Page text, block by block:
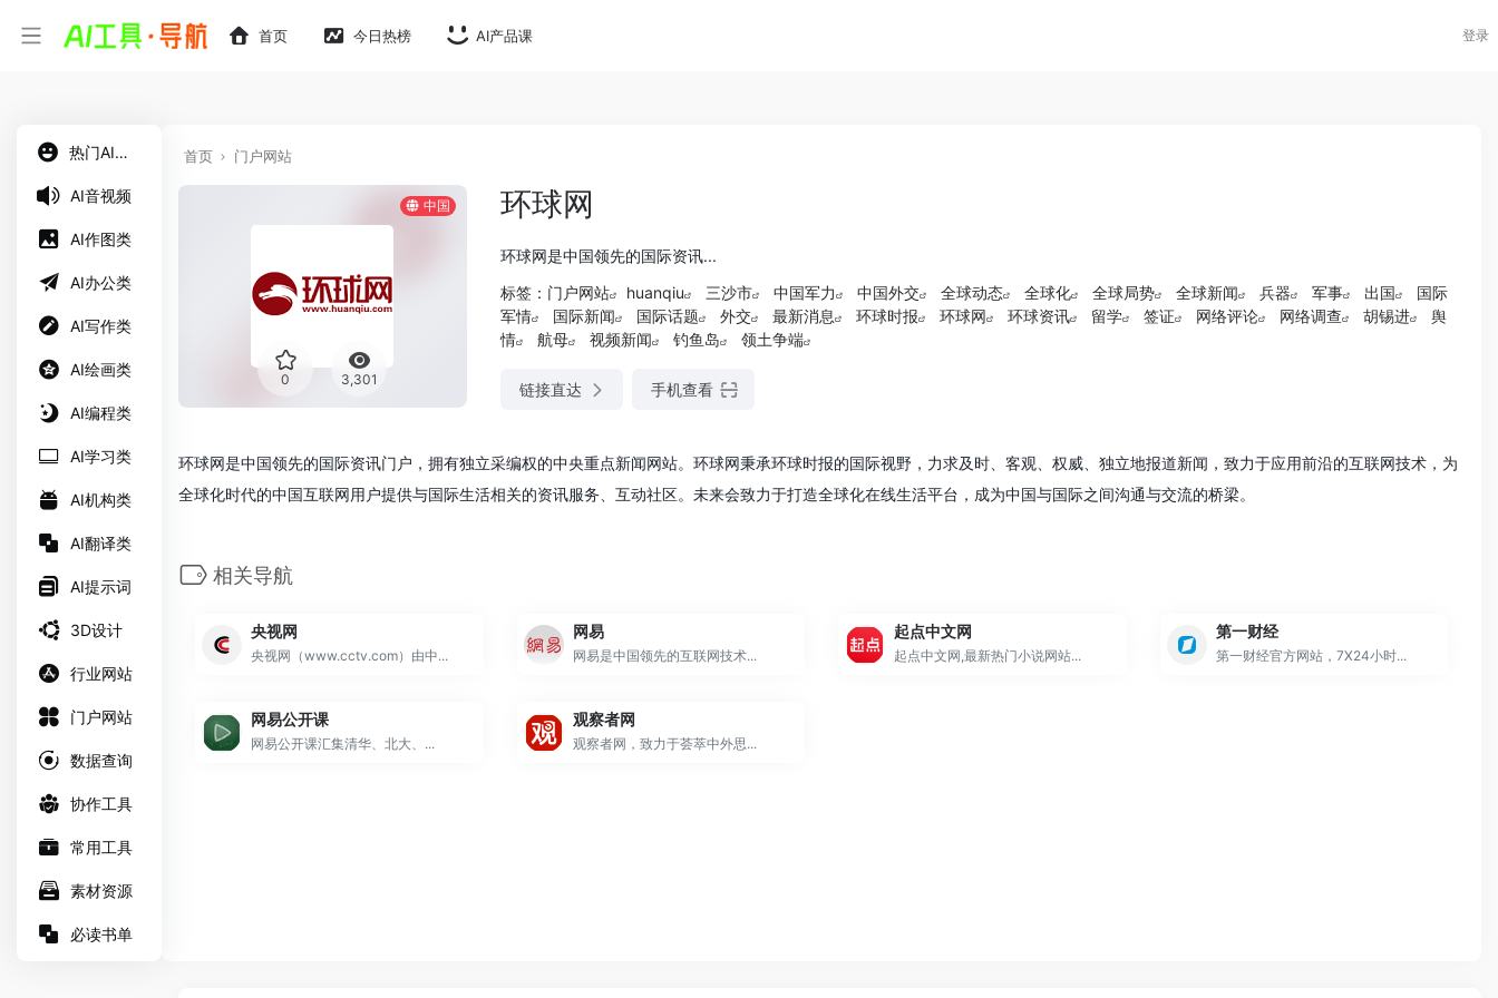
首页 今日热榜 AI产品课 登录
热门AI工具
AI音视频
AI作图类
AI办公类
AI写作类
AI绘画类
AI编程类
AI学习类
AI机构类
AI翻译类
AI提示词
3D设计
行业网站
门户网站
数据查询
协作工具
常用工具
素材资源
必读书单
首页 门户网站
中国
0 3,301
环球网
环球网是中国领先的国际资讯...
标签： 门户网站 huanqiu 三沙市 中国军力 中国外交 全球动态 全球化 全球局势 全球新闻 兵器 军事 出国
国际
军情
国际新闻 国际话题 外交 最新消息 环球时报 环球网 环球资讯 留学 签证 网络评论 网络调查 胡锡进
舆
情
航母 视频新闻 钓鱼岛 领土争端
链接直达 手机查看
环球网是中国领先的国际资讯门户，拥有独立采编权的中央重点新闻网站。环球网秉承环球时报的国际视野，力求及时、客观、权威、独立地报道新闻，致力于应用前沿的互联网技术，为
全球化时代的中国互联网用户提供与国际生活相关的资讯服务、互动社区。未来会致力于打造全球化在线生活平台，成为中国与国际之间沟通与交流的桥梁。
相关导航
央视网
央视网（www.cctv.com）由中...
网易
网易是中国领先的互联网技术...
起点中文网
起点中文网,最新热门小说网站...
第一财经
第一财经官方网站，7X24小时...
网易公开课
网易公开课汇集清华、北大、...
观察者网
观察者网，致力于荟萃中外思...